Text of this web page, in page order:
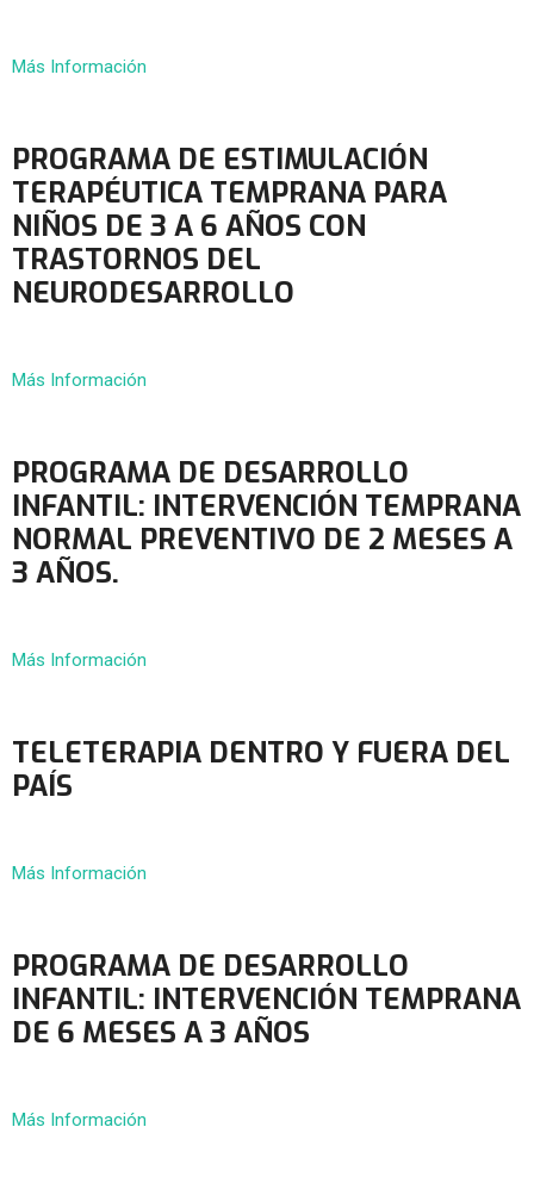
Más Información
PROGRAMA DE ESTIMULACIÓN
TERAPÉUTICA TEMPRANA PARA
NIÑOS DE 3 A 6 AÑOS CON
TRASTORNOS DEL
NEURODESARROLLO
Más Información
PROGRAMA DE DESARROLLO
INFANTIL: INTERVENCIÓN TEMPRANA
NORMAL PREVENTIVO DE 2 MESES A
3 AÑOS.
Más Información
TELETERAPIA DENTRO Y FUERA DEL
PAÍS
Más Información
PROGRAMA DE DESARROLLO
INFANTIL: INTERVENCIÓN TEMPRANA
DE 6 MESES A 3 AÑOS
Más Información